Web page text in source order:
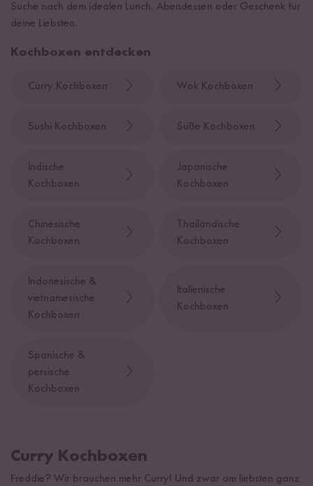
Suche nach dem idealen Lunch, Abendessen oder Geschenk für
deine Liebsten.
Kochboxen entdecken
Curry Kochboxen Wok Kochboxen
Sushi Kochboxen Süße Kochboxen
Indische
Kochboxen
Japanische
Kochboxen
Chinesische
Kochboxen
Thailändische
Kochboxen
Indonesische &
vietnamesische
Kochboxen
Italienische
Kochboxen
Spanische &
persische
Kochboxen
Curry Kochboxen
Freddie? Wir brauchen mehr Curry! Und zwar am liebsten ganz